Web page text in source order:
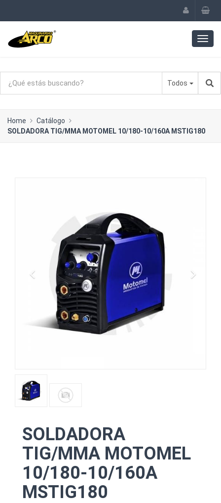
Todos
Home
Catálogo
SOLDADORA TIG/MMA MOTOMEL 10/180-10/160A MSTIG180
SOLDADORA
TIG/MMA MOTOMEL
10/180-10/160A
MSTIG180